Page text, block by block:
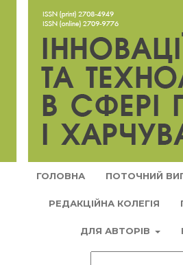
ГОЛОВНА ПОТОЧНИЙ
РЕДАКЦІЙНА КОЛЕГІЯ
ДЛЯ АВТОРІВ